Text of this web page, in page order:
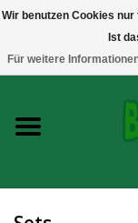
Growshop
Messtechnik
Wir benutzen Cookies
Ist
Für weitere